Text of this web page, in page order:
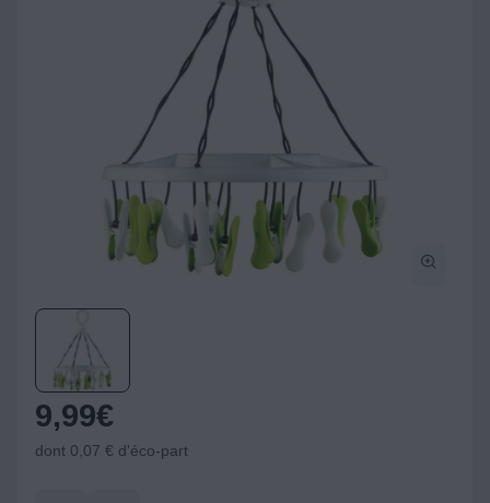
9,99€
dont 0,07 € d'éco-part